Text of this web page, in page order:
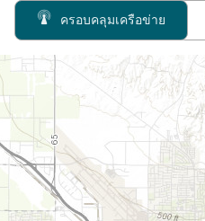
ครอบคลุมเครือข่าย